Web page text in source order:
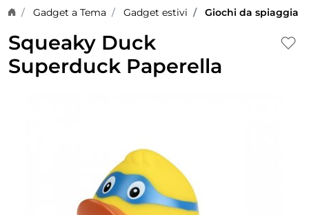
Home page
Gadget a Tema Gadget estivi Giochi da spiaggia
Squeaky Duck
Superduck Paperella